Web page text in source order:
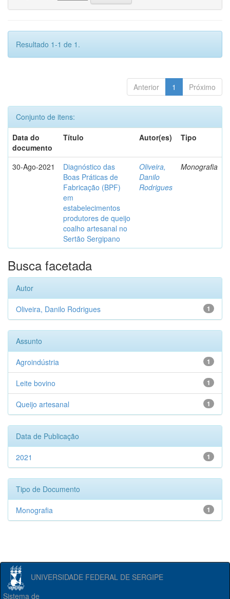
Resultado 1-1 de 1.
Anterior 1 Próximo
Conjunto de itens:
Data do
documento
Título Autor(es) Tipo
30-Ago-2021
Diagnóstico das
Boas Práticas de
Fabricação (BPF)
em
estabelecimentos
produtores de queijo
coalho artesanal no
Sertão Sergipano
Oliveira,
Danilo
Rodrigues
Monografia
Busca facetada
Autor
1
Oliveira, Danilo Rodrigues
Assunto
1
Agroindústria
1
Leite bovino
1
Queijo artesanal
Data de Publicação
1
2021
Tipo de Documento
1
Monografia
UNIVERSIDADE FEDERAL DE SERGIPE
Sistema de